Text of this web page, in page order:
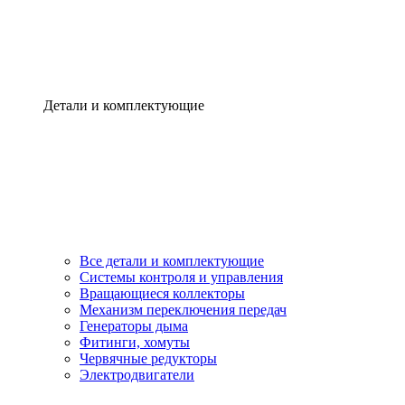
Детали и комплектующие
Все детали и комплектующие
Системы контроля и управления
Вращающиеся коллекторы
Механизм переключения передач
Генераторы дыма
Фитинги, хомуты
Червячные редукторы
Электродвигатели